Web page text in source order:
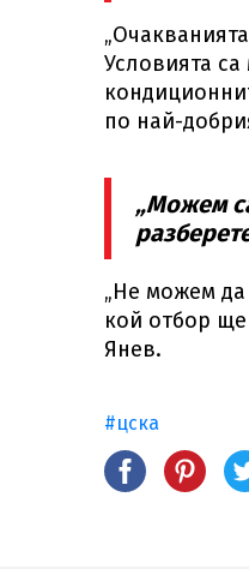
Условията
по най-
„Можем
„Не можем
кой отбор
Янев.
#цска